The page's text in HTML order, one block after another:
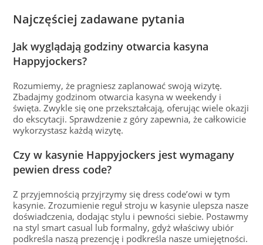
Najczęściej zadawane pytania
Jak wyglądają godziny otwarcia kasyna
Happyjockers?
Rozumiemy, że pragniesz zaplanować swoją wizytę.
Zbadajmy godzinom otwarcia kasyna w weekendy i
święta. Zwykle się one przekształcają, oferując wiele okazji
do ekscytacji. Sprawdzenie z góry zapewnia, że całkowicie
wykorzystasz każdą wizytę.
Czy w kasynie Happyjockers jest wymagany
pewien dress code?
Z przyjemnością przyjrzymy się dress code’owi w tym
kasynie. Zrozumienie reguł stroju w kasynie ulepsza nasze
doświadczenia, dodając stylu i pewności siebie. Postawmy
na styl smart casual lub formalny, gdyż właściwy ubiór
podkreśla naszą prezencję i podkreśla nasze umiejętności.